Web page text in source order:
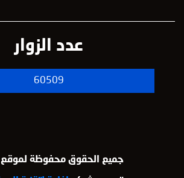
عدد الزوار
60509
جميع الحقوق محفوظة لموقع